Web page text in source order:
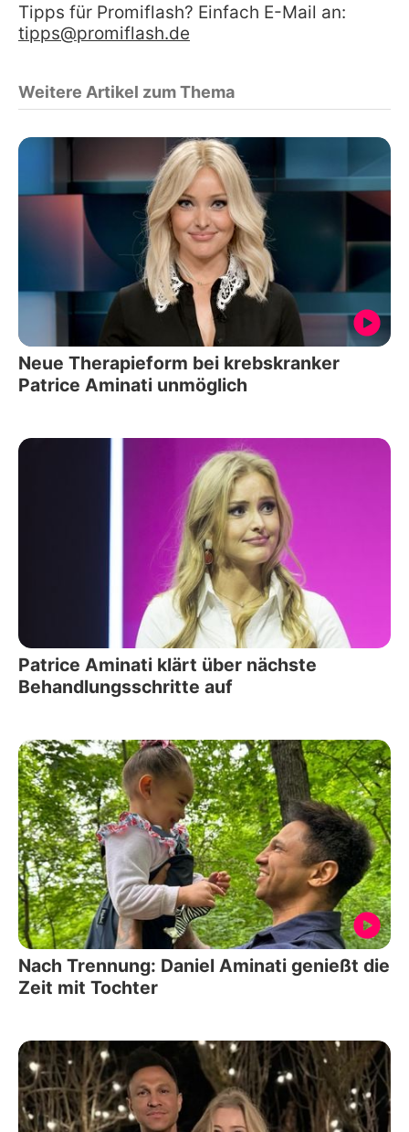
Tipps für Promiflash? Einfach E-Mail an:
tipps@promiflash.de
Weitere Artikel zum Thema
Neue Therapieform bei krebskranker
Patrice Aminati unmöglich
Patrice Aminati klärt über nächste
Behandlungsschritte auf
Nach Trennung: Daniel Aminati genießt die
Zeit mit Tochter